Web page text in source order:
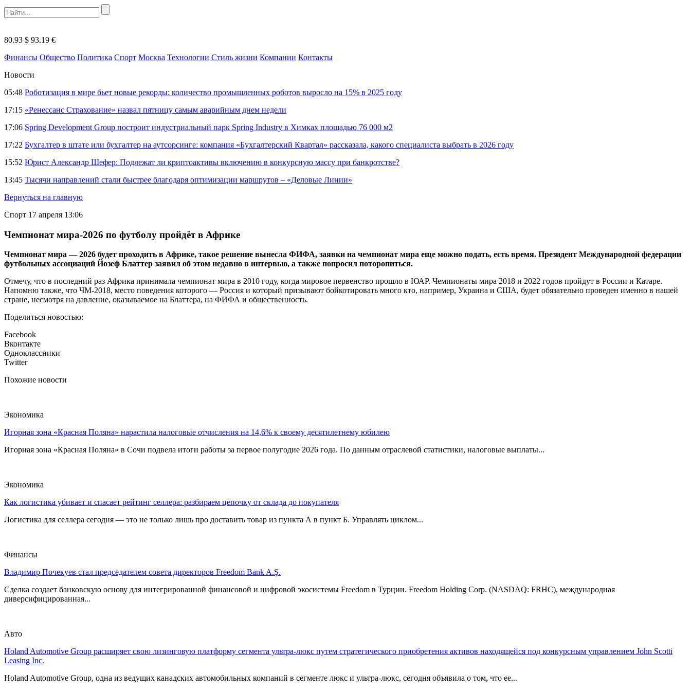
80.93 $ 93.19 €
Финансы Общество Политика Спорт Москва Технологии Стиль жизни Компании Контакты
Новости
05:48 Роботизация в мире бьет новые рекорды: количество промышленных роботов выросло на 15% в 2025 году
17:15 «Ренессанс Страхование» назвал пятницу самым аварийным днем недели
17:06 Spring Development Group построит индустриальный парк Spring Industry в Химках площадью 76 000 м2
17:22 Бухгалтер в штате или бухгалтер на аутсорсинге: компания «Бухгалтерский Квартал» рассказала, какого специалиста выбрать в 2026 году
15:52 Юрист Александр Шефер: Подлежат ли криптоактивы включению в конкурсную массу при банкротстве?
13:45 Тысячи направлений стали быстрее благодаря оптимизации маршрутов – «Деловые Линии»
Вернуться на главную
Спорт 17 апреля 13:06
Чемпионат мира-2026 по футболу пройдёт в Африке
Чемпионат мира — 2026 будет проходить в Африке, такое решение вынесла ФИФА, заявки на чемпионат мира еще можно подать, есть время. Президент Международной федерации
футбольных ассоциаций Йозеф Блаттер заявил об этом недавно в интервью, а также попросил поторопиться.
Отмечу, что в последний раз Африка принимала чемпионат мира в 2010 году, когда мировое первенство прошло в ЮАР. Чемпионаты мира 2018 и 2022 годов пройдут в России и Катаре.
Напомню также, что ЧМ-2018, место поведения которого — Россия и который призывают бойкотировать много кто, например, Украина и США, будет обязательно проведен именно в нашей
стране, несмотря на давление, оказываемое на Блаттера, на ФИФА и общественность.
Поделиться новостью:
Facebook
Вконтакте
Одноклассники
Twitter
Похожие новости
Экономика
Игорная зона «Красная Поляна» нарастила налоговые отчисления на 14,6% к своему десятилетнему юбилею
Игорная зона «Красная Поляна» в Сочи подвела итоги работы за первое полугодие 2026 года. По данным отраслевой статистики, налоговые выплаты...
Экономика
Как логистика убивает и спасает рейтинг селлера: разбираем цепочку от склада до покупателя
Логистика для селлера сегодня — это не только лишь про доставить товар из пункта А в пункт Б. Управлять циклом...
Финансы
Владимир Почекуев стал председателем совета директоров Freedom Bank A.Ş.
Сделка создает банковскую основу для интегрированной финансовой и цифровой экосистемы Freedom в Турции. Freedom Holding Corp. (NASDAQ: FRHC), международная
диверсифицированная...
Авто
Holand Automotive Group расширяет свою лизинговую платформу сегмента ультра-люкс путем стратегического приобретения активов находящейся под конкурсным управлением John Scotti
Leasing Inc.
Holand Automotive Group, одна из ведущих канадских автомобильных компаний в сегменте люкс и ультра-люкс, сегодня объявила о том, что ее...